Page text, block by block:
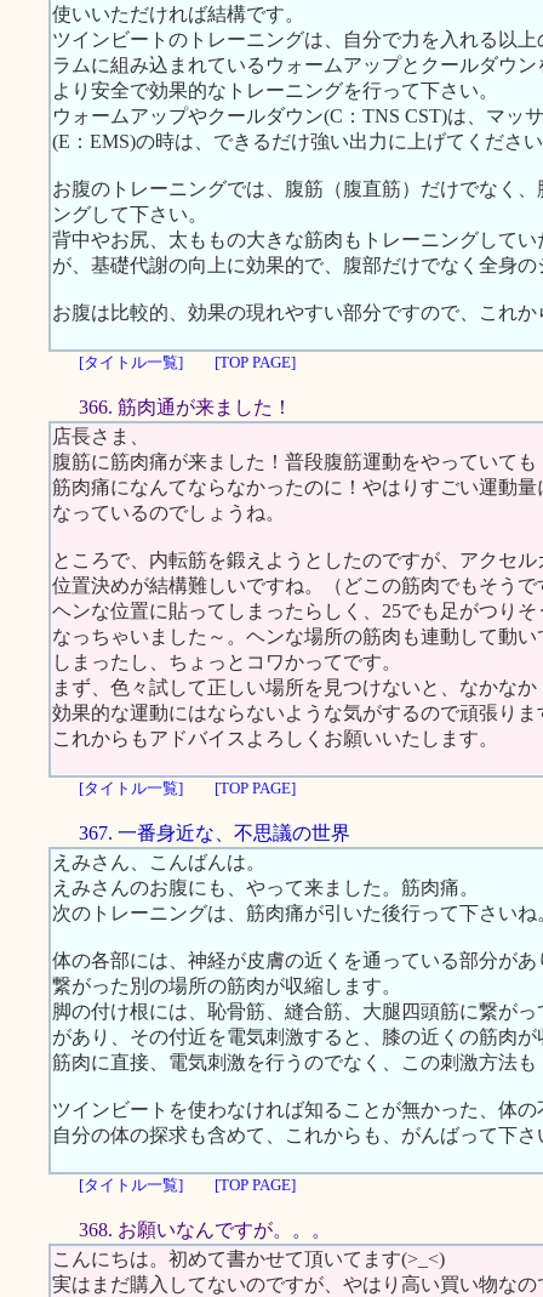
使いいただければ結構です。
ツインビートのトレーニングは、自分で力を入れる以
ラムに組み込まれているウォームアップとクールダウ
より安全で効果的なトレーニングを行って下さい。
ウォームアップやクールダウン(C：TNS CST)は、マッ
(E：EMS)の時は、できるだけ強い出力に上げてくださ
お腹のトレーニングでは、腹筋（腹直筋）だけでなく
ングして下さい。
背中やお尻、太ももの大きな筋肉もトレーニングして
が、基礎代謝の向上に効果的で、腹部だけでなく全身
お腹は比較的、効果の現れやすい部分ですので、これ
[タイトル一覧] [TOP PAGE]
366. 筋肉通が来ました！
店長さま、
腹筋に筋肉痛が来ました！普段腹筋運動をやっていても
筋肉痛になんてならなかったのに！やはりすごい運動量
なっているのでしょうね。
ところで、内転筋を鍛えようとしたのですが、アクセル
位置決めが結構難しいですね。（どこの筋肉でもそうで
ヘンな位置に貼ってしまったらしく、25でも足がつりそ
なっちゃいました～。ヘンな場所の筋肉も連動して動い
しまったし、ちょっとコワかってです。
まず、色々試して正しい場所を見つけないと、なかなか
効果的な運動にはならないような気がするので頑張りま
これからもアドバイスよろしくお願いいたします。
[タイトル一覧] [TOP PAGE]
367. 一番身近な、不思議の世界
えみさん、こんばんは。
えみさんのお腹にも、やって来ました。筋肉痛。
次のトレーニングは、筋肉痛が引いた後行って下さいね
体の各部には、神経が皮膚の近くを通っている部分が
繋がった別の場所の筋肉が収縮します。
脚の付け根には、恥骨筋、縫合筋、大腿四頭筋に繋が
があり、その付近を電気刺激すると、膝の近くの筋肉
筋肉に直接、電気刺激を行うのでなく、この刺激方法
ツインビートを使わなければ知ることが無かった、体
自分の体の探求も含めて、これからも、がんばって下さ
[タイトル一覧] [TOP PAGE]
368. お願いなんですが。。。
こんにちは。初めて書かせて頂いてます(>_<)
実はまだ購入してないのですが、やはり高い買い物な